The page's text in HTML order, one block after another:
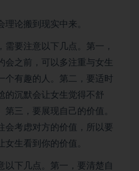
论搬到现实中来。
需要注意以下几点。第一，
之前，可以多注重与女生
个有趣的人。第二，要适时
的沉默会让女生觉得不舒
第三，要展现自己的价值。
会考虑对方的价值，所以要
生看到你的价值。
以下几点。第一，要清楚自